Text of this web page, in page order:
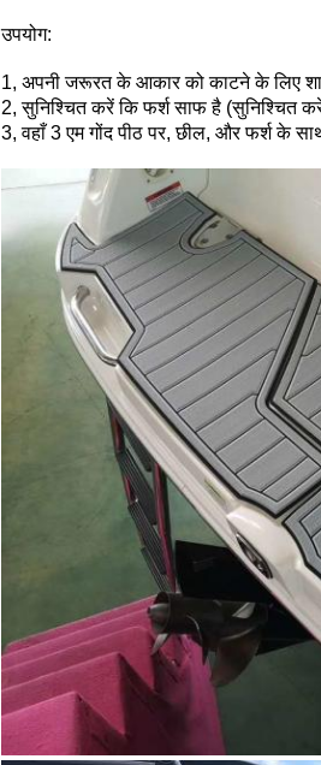
उपयोग:
1, अपनी जरूरत के आकार को काटने के लिए
2, सुनिश्चित करें कि फर्श साफ है (सुनिश्चित
3, वहाँ 3 एम गोंद पीठ पर, छील, और फर्श के